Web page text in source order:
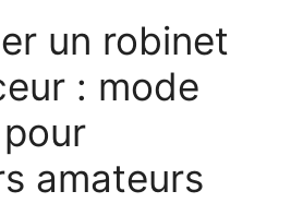
un robinet
: mode
pour
amateurs